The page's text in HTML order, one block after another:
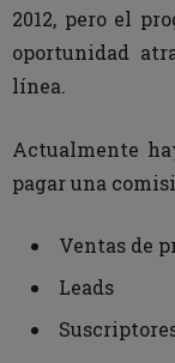
2012, pero el
oportunidad
línea.
Actualmente
pagar una
Ventas de
Leads